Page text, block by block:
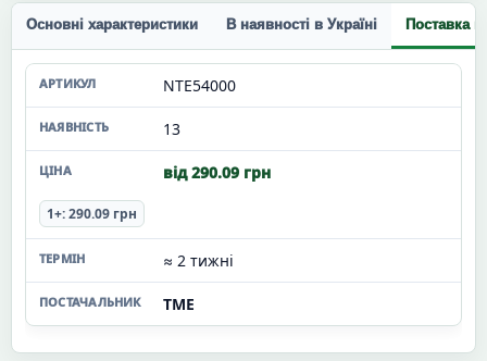
Основні характеристики В наявності в Україні Поставка
NTE54000
13
від 290.09 грн
1+: 290.09 грн
≈ 2 тижні
TME